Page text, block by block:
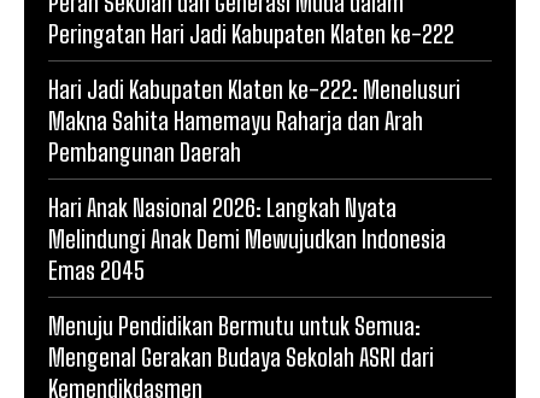
Peringatan Hari Jadi Kabupaten Klaten ke-222
Hari Jadi Kabupaten Klaten ke-222: Menelusuri
Makna Sahita Hamemayu Raharja dan Arah
Pembangunan Daerah
Hari Anak Nasional 2026: Langkah Nyata
Melindungi Anak Demi Mewujudkan Indonesia
Emas 2045
Menuju Pendidikan Bermutu untuk Semua:
Mengenal Gerakan Budaya Sekolah ASRI dari
Kemendikdasmen